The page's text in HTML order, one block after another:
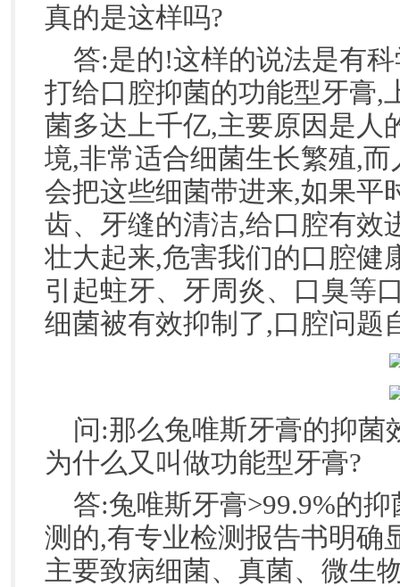
真的是这样吗?
答:是的!这样的说法是有
打给口腔抑菌的功能型牙膏,
菌多达上千亿,主要原因是人
境,非常适合细菌生长繁殖,
会把这些细菌带进来,如果平
齿、牙缝的清洁,给口腔有效
壮大起来,危害我们的口腔健
引起蛀牙、牙周炎、口臭等
细菌被有效抑制了,口腔问题
问:那么兔唯斯牙膏的抑菌
为什么又叫做功能型牙膏?
答:兔唯斯牙膏>99.9%的
测的,有专业检测报告书明确
主要致病细菌、真菌、微生